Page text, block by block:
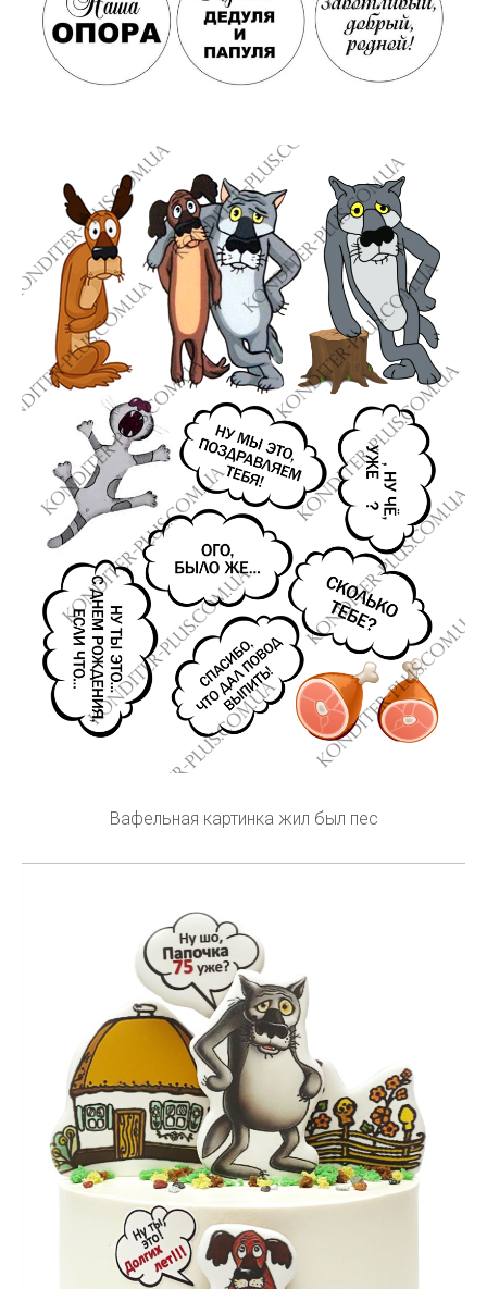
Вафельная картинка жил был пес